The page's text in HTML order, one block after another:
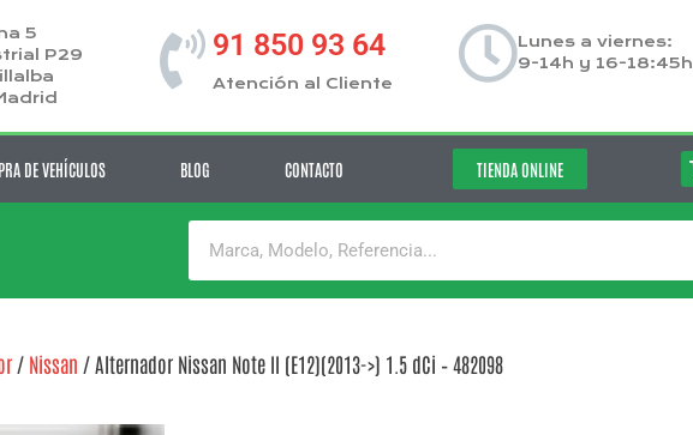
5
P29
91 850 93 64
Atención al Cliente
Lunes a viernes:
9-14h y 16-18:45h
DE VEHÍCULOS BLOG CONTACTO TIENDA ONLINE
/ Nissan / Alternador Nissan Note II (E12)(2013->) 1.5 dCi – 482098